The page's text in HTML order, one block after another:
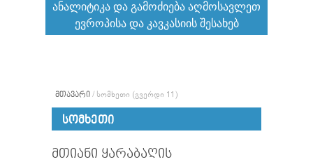
ᲐᲜᲐᲚᲘᲢᲘᲙᲐ ᲓᲐ ᲒᲐᲛᲝᲫᲘᲔᲑᲐ ᲐᲦᲛᲝᲡᲐᲕᲚᲔᲗ
ᲔᲕᲠᲝᲞᲘᲡᲐ ᲓᲐ ᲙᲐᲕᲙᲐᲡᲘᲘᲡ ᲨᲔᲡᲐᲮᲔᲑ
ᲛᲗᲐᲕᲐᲠᲘ / ᲡᲝᲛᲮᲔᲗᲘ (ᲒᲕᲔᲠᲓᲘ 11)
ᲡᲝᲛᲮᲔᲗᲘ
ᲛᲗᲘᲐᲜᲘ ᲧᲐᲠᲐᲑᲐᲦᲘᲡ